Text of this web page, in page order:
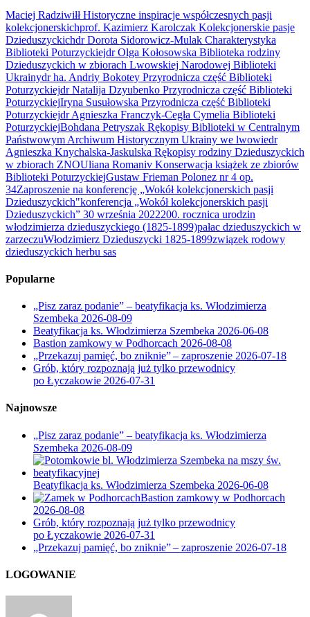
Maciej Radziwiłł Historyczne inspiracje współczesnych pasji
kolekcjonerskichprof. Kazimierz Karolczak Kolekcjonerskie pasje
Dzieduszyckichdr Dorota Sidorowicz-Mulak Charakterystyka
Biblioteki Poturzyckiejdr Olga Kołosowska Biblioteka rodziny
Dzieduszyckich w zbiorach Lwowskiej Narodowej Biblioteki
Ukrainydr ha. Andriy Bokotey Przyrodnicza część Biblioteki
Poturzyckiejdr Natalija Dzyubenko Przyrodnicza część Biblioteki
PoturzyckiejIryna Susułowska Przyrodnicza część Biblioteki
Poturzyckiejdr Agnieszka Franczyk-Cegła Cymelia Biblioteki
PoturzyckiejBohdana Petryszak Rękopisy Biblioteki w Centralnym
Państwowym Archiwum Historycznym Ukrainy we lwowiedr
Agnieszka Knychalska-Jaskulska Rękopisy rodziny Dzieduszyckich
w zbiorach ZNOUliana Romaniv Konserwacja książek ze zbiorów
Biblioteki PoturzyckiejGustaw Frieman Polonez nr 4 op.
34Zaproszenie na konferencję „Wokół kolekcjonerskich pasji
Dzieduszyckich"konferencja „Wokół kolekcjonerskich pasji
Dzieduszyckich” 30 września 2022200. rocznica urodzin
włodzimierza dzieduszyckiego (1825-1899)pałac dzieduszyckich w
zarzeczuWłodzimierz Dzieduszycki 1825-1899związek rodowy
dzieduszyckich herbu sas
Popularne
„Pisz zaraz podanie” – beatyfikacja ks. Włodzimierza
Szembeka 2026-08-09
Beatyfikacja ks. Włodzimierza Szembeka 2026-06-08
Bastion zamkowy w Podhorcach 2026-08-08
„Przekazuj pamięć, bo zniknie” – zaproszenie 2026-07-18
Grób, który rozpoznają już tylko przewodnicy
po Łyczakowie 2026-07-31
Najnowsze
„Pisz zaraz podanie” – beatyfikacja ks. Włodzimierza
Szembeka 2026-08-09
Beatyfikacja ks. Włodzimierza Szembeka 2026-06-08
Bastion zamkowy w Podhorcach
2026-08-08
Grób, który rozpoznają już tylko przewodnicy
po Łyczakowie 2026-07-31
„Przekazuj pamięć, bo zniknie” – zaproszenie 2026-07-18
LOGOWANIE